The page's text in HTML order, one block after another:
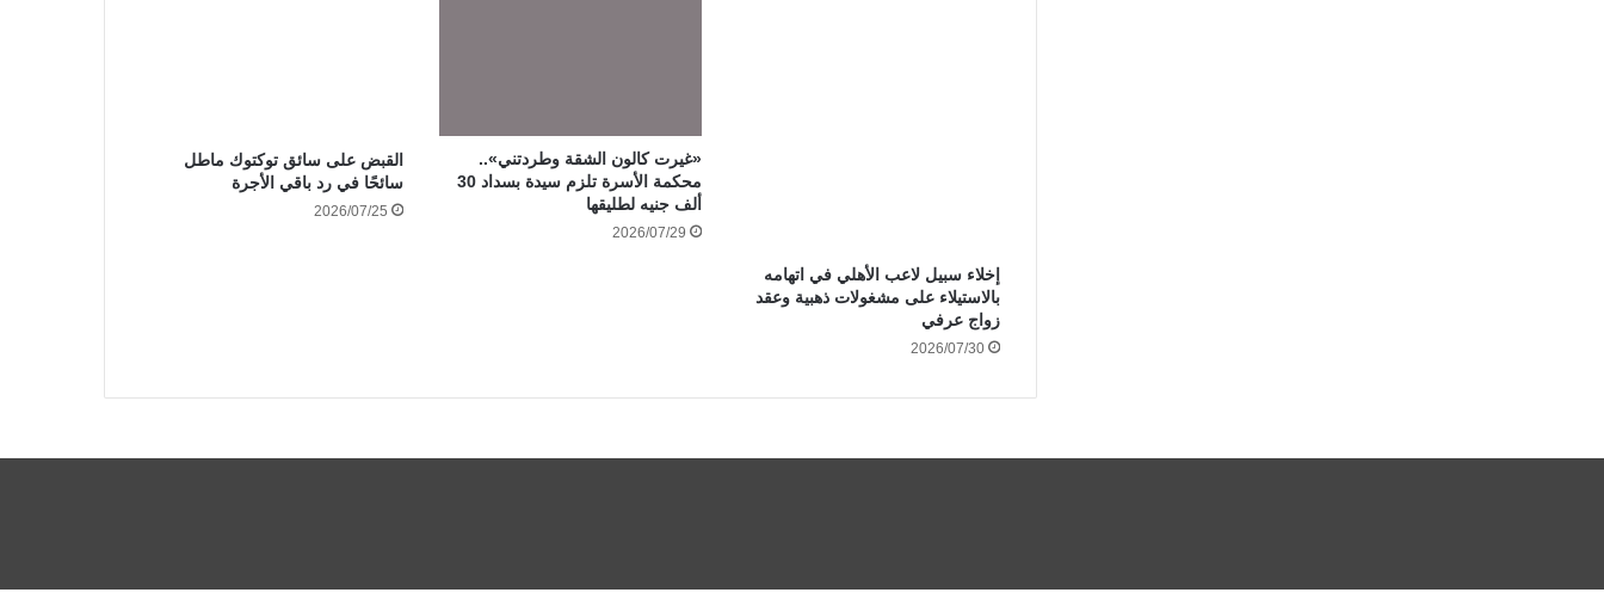
إخلاء سبيل لاعب الأهلي في اتهامه
بالاستيلاء على مشغولات ذهبية وعقد
زواج عرفي
2026/07/30
«غيرت كالون الشقة وطردتني»..
محكمة الأسرة تلزم سيدة بسداد 30
ألف جنيه لطليقها
2026/07/29
القبض على سائق توكتوك ماطل
سائحًا في رد باقي الأجرة
2026/07/25